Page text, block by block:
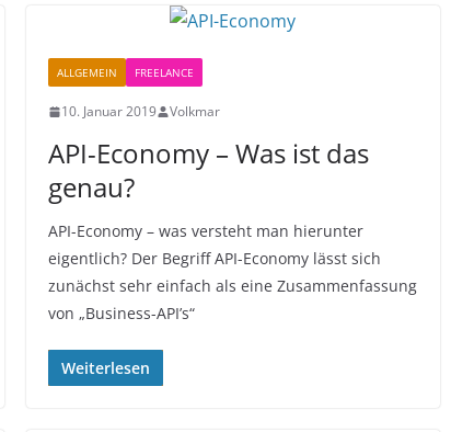
ALLGEMEIN FREELANCE
10. Januar 2019 Volkmar
API-Economy – Was ist das
genau?
API-Economy – was versteht man hierunter
eigentlich? Der Begriff API-Economy lässt sich
zunächst sehr einfach als eine Zusammenfassung
von „Business-API’s“
Weiterlesen